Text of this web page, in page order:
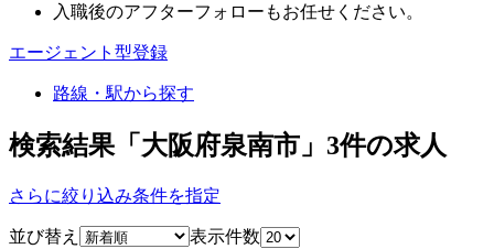
入職後のアフターフォローもお任せください。
エージェント型登録
路線・駅から探す
検索結果「大阪府泉南市」 3件の求人
さらに絞り込み条件を指定
並び替え
表示件数